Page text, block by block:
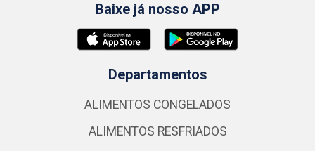
Baixe já nosso APP
Departamentos
ALIMENTOS CONGELADOS
ALIMENTOS RESFRIADOS